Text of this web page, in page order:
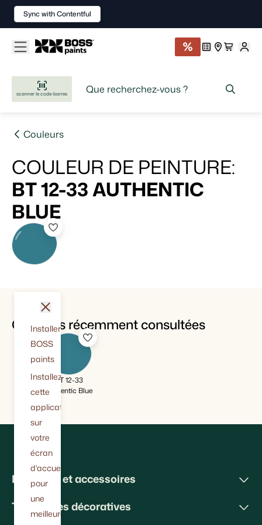
scanner le code-barres
Couleurs
COULEUR DE PEINTURE:
BT 12-33AUTHENTIC
BLUE
Couleurs récemment consultées
BT 12-33
Authentic Blue
Peintures et accessoires
Techniques décoratives
Installer
BOSS
paints
Installez
cette
application
sur
votre
écran
d'accueil
pour
une
meilleure
fermer
Sync with Contentful